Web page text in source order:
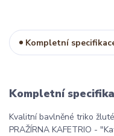
Kompletní
Kompletní
Kvalitní bavlněné triko
PRAŽÍRNA KAFETRIO -